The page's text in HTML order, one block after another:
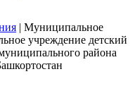
| Муниципальное
учреждение детский
района